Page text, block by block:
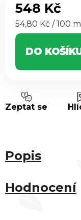
548 Kč
Měrná cena:
54,80 Kč / 100 ml
DO
Zeptat se
Popis
Hodnocení